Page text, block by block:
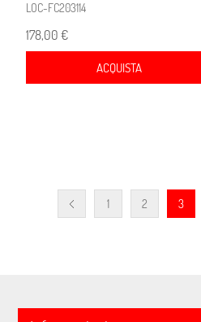
LOC-FC203114
178,00 €
ACQUISTA
1 2 3